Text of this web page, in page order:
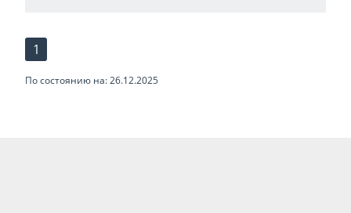
1
По состоянию на: 26.12.2025